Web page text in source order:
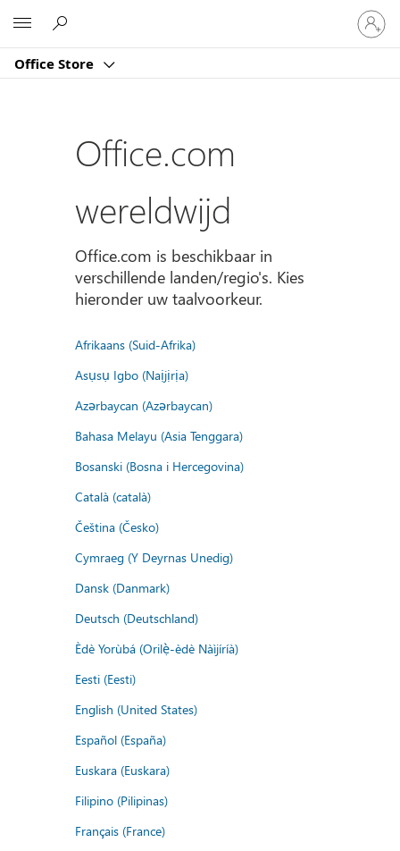
Office Store
Meld
je
aan
je
Office.com
wereldwijd
Office.com is beschikbaar in
verschillende landen/regio's. Kies
hieronder uw taalvoorkeur.
Afrikaans (Suid-Afrika)
Asụsụ Igbo (Naịjịrịa)
Azərbaycan (Azərbaycan)
Bahasa Melayu (Asia Tenggara)
Bosanski (Bosna i Hercegovina)
Català (català)
Čeština (Česko)
Cymraeg (Y Deyrnas Unedig)
Dansk (Danmark)
Deutsch (Deutschland)
Èdè Yorùbá (Orilẹ̀-èdè Nàìjíríà)
Eesti (Eesti)
English (United States)
Español (España)
Euskara (Euskara)
Filipino (Pilipinas)
Français (France)